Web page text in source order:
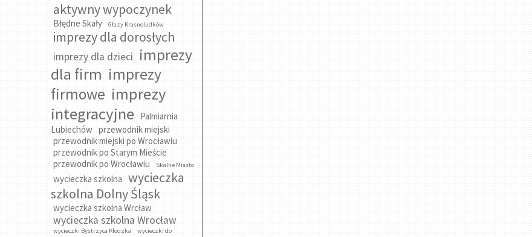
aktywny wypoczynek
Błędne Skały Głazy Krasnoludków
imprezy dla dorosłych
imprezy dla dzieci imprezy
dla firm imprezy
firmowe imprezy
integracyjne Palmiarnia
Lubiechów przewodnik miejski
przewodnik miejski po Wrocławiu
przewodnik po Starym Mieście
przewodnik po Wrocławiu
Skalne Miasto
wycieczka szkolna wycieczka
szkolna Dolny Śląsk
wycieczka szkolna Wrcław
wycieczka szkolna Wrocław
wycieczki Bystrzyca Kłodzka wycieczki do